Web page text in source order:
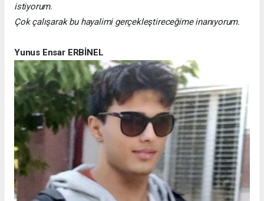
istiyorum.
Çok çalışarak bu hayalimi gerçekleştireceğime inanıyorum.
Yunus Ensar ERBİNEL